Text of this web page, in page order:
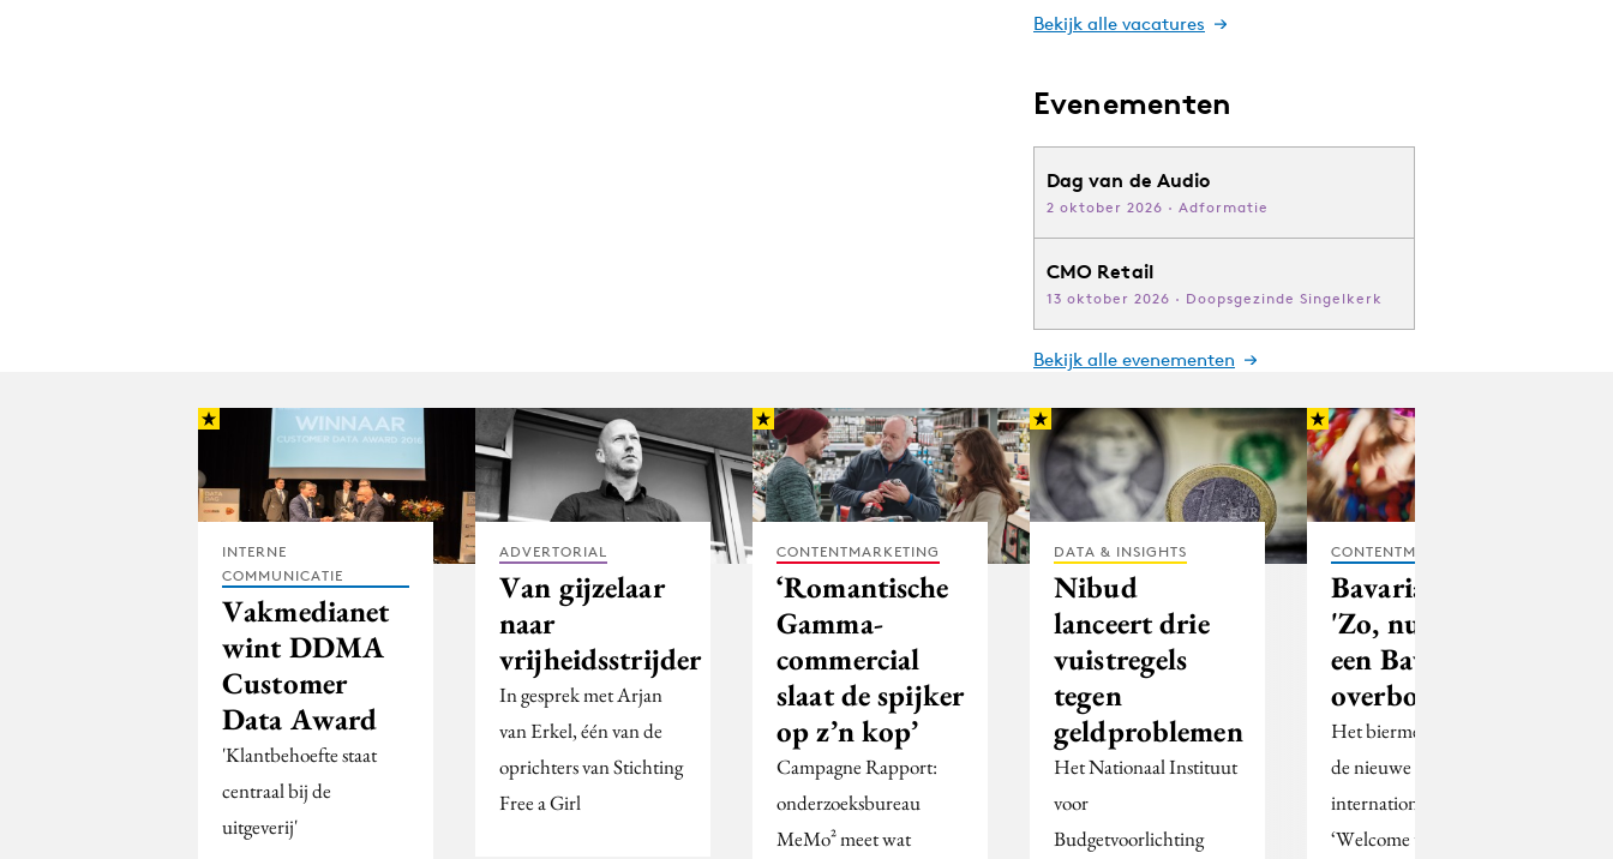
Bekijk alle vacatures
Evenementen
Dag van de Audio
2 oktober 2026 · Adformatie
CMO Retail
13 oktober 2026 · Doopsgezinde Singelkerk
Bekijk alle evenementen
INTERNE
COMMUNICATIE
Vakmedianet
wint DDMA
Customer
Data Award
'Klantbehoefte staat
centraal bij de
uitgeverij'
ADVERTORIAL
Van gijzelaar
naar
vrijheidsstrijder
In gesprek met Arjan
van Erkel, één van de
oprichters van Stichting
Free a Girl
CONTENTMARKETING
‘Romantische
Gamma-
commercial
slaat de spijker
op z’n kop’
Campagne Rapport:
onderzoeksbureau
MeMo² meet wat
DATA & INSIGHTS
Nibud
lanceert drie
vuistregels
tegen
geldproblemen
Het Nationaal Instituut
voor
Budgetvoorlichting
CONTENTMARKETING
Bavaria gooit
'Zo, nu eerst
een Bavaria’
overboord
Het biermerk gaat met
de nieuwe
internationale pay-off
‘Welcome to the family’